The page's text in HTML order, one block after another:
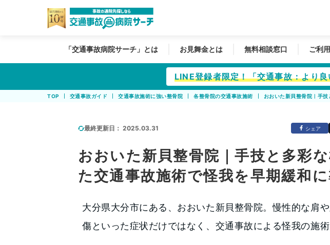
「交通事故病院サーチ」とは お見舞金とは 無料相談窓口 ご利
LINE登録者限定！「交通事故：より
TOP 交通事故ガイド 交通事故施術に強い整骨院 各整骨院の交通事故施術 おおいた新貝整骨院｜手
最終更新日： 2025.03.31 シェア
おおいた新貝整骨院｜手技と多彩
た交通事故施術で怪我を早期緩和に
大分県大分市にある、おおいた新貝整骨院。慢性的な肩
傷といった症状だけではなく、交通事故による怪我の施術